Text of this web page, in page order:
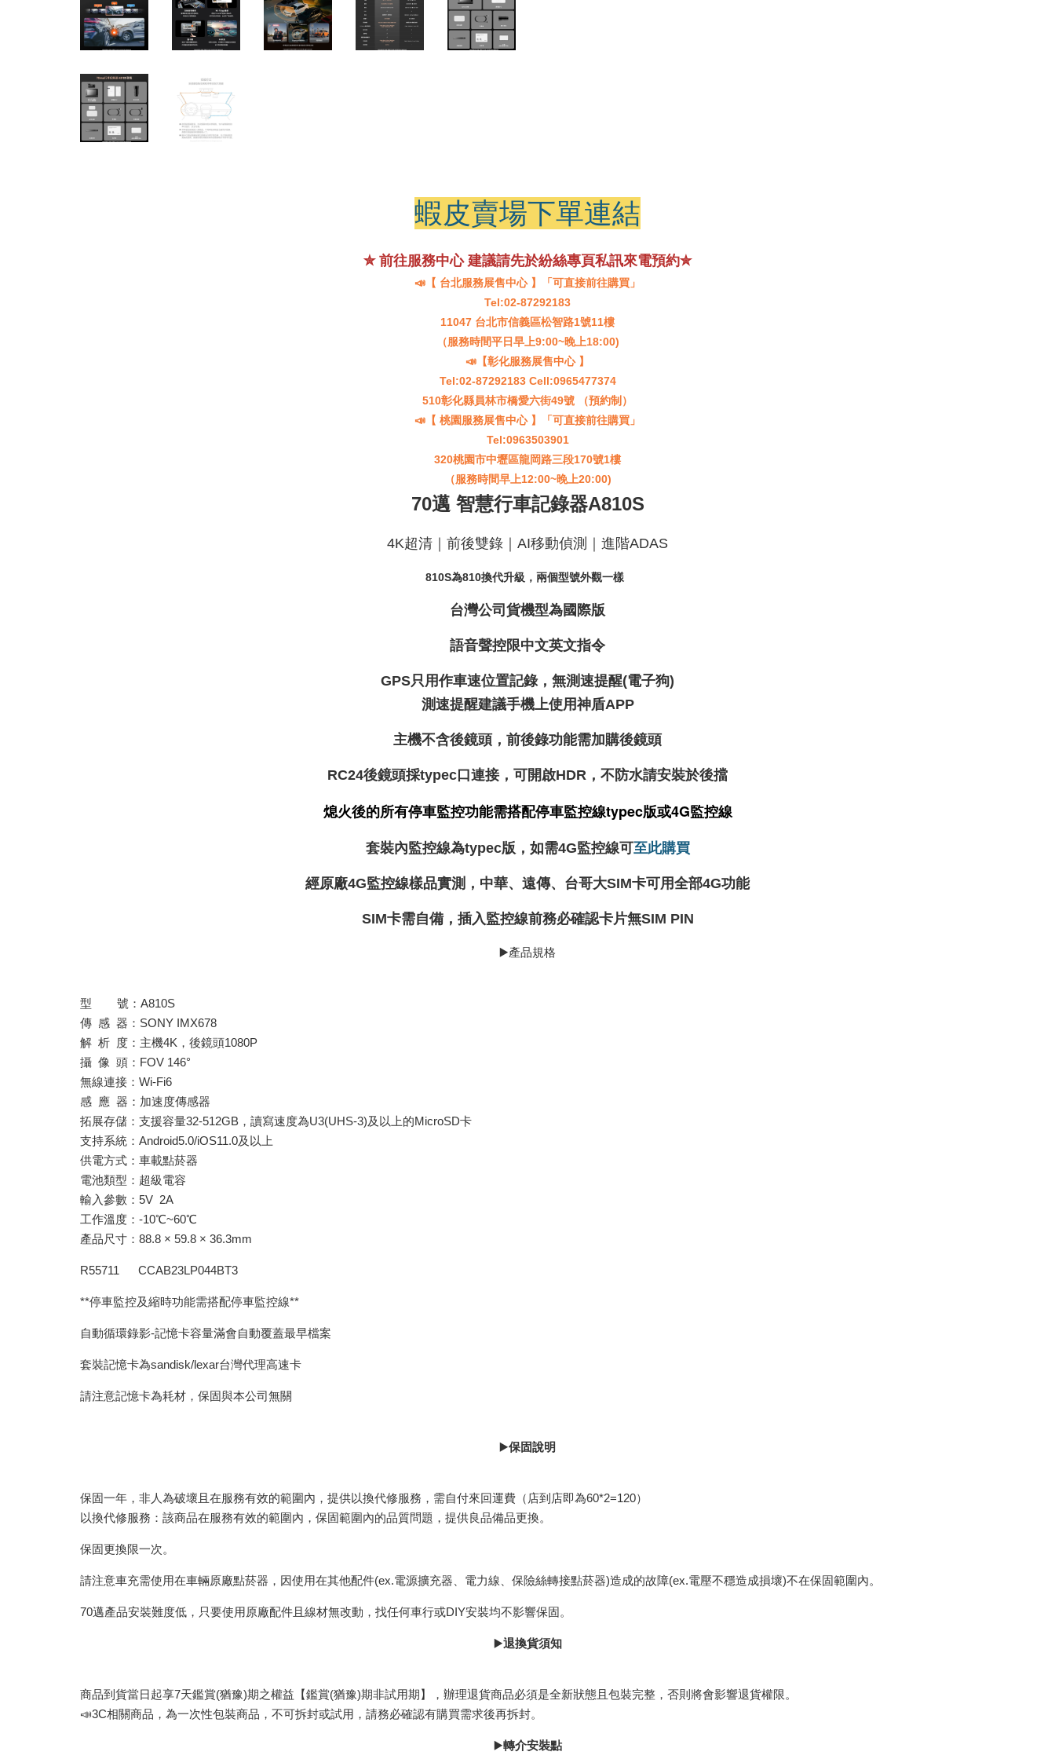
蝦皮賣場下單連結
✮ 前往服務中心 建議請先於紛絲專頁私訊來電預約✮
📣【 台北服務展售中心 】「可直接前往購買」
Tel:02-87292183
11047 台北市信義區松智路1號11樓
（服務時間平日早上9:00~晚上18:00)
📣【彰化服務展售中心 】
Tel:02-87292183 Cell:0965477374
510彰化縣員林市橋愛六街49號 （預約制）
📣【 桃園服務展售中心 】「可直接前往購買」
Tel:0963503901
320桃園市中壢區龍岡路三段170號1樓
（服務時間早上12:00~晚上20:00)
70邁 智慧行車記錄器A810S
4K超清｜ 前後雙錄 ｜AI移動偵測｜進階ADAS
810S為810換代升級，兩個型號外觀一樣
台灣公司貨機型為國際版
語音聲控限中文英文指令
GPS只用作車速位置記錄，無測速提醒(電子狗)
測速提醒建議手機上使用神盾APP
主機不含後鏡頭，前後錄功能需加購後鏡頭
RC24後鏡頭採typec口連接，可開啟HDR，不防水請安裝於後擋
熄火後的所有停車監控功能需搭配停車監控線typec版或4G監控線
套裝內監控線為typec版，如需4G監控線可至此購買
經原廠4G監控線樣品實測，中華、遠傳、台哥大SIM卡可用全部4G功能
SIM卡需自備，插入監控線前務必確認卡片無SIM PIN
▶️產品規格
型 號：A810S
傳 感 器：SONY IMX678
解 析 度：主機4K，後鏡頭1080P
攝 像 頭：FOV 146°
無線連接：Wi-Fi6
感 應 器：加速度傳感器
拓展存儲：支援容量32-512GB，讀寫速度為U3(UHS-3)及以上的MicroSD卡
支持系統：Android5.0/iOS11.0及以上
供電方式：車載點菸器
電池類型：超級電容
輸入參數：5V 2A
工作溫度：-10℃~60℃
產品尺寸：88.8 × 59.8 × 36.3mm
R55711 CCAB23LP044BT3
**停車監控及縮時功能需搭配停車監控線**
自動循環錄影-記憶卡容量滿會自動覆蓋最早檔案
套裝記憶卡為sandisk/lexar台灣代理高速卡
請注意記憶卡為耗材，保固與本公司無關
▶️保固說明
保固一年，非人為破壞且在服務有效的範圍內，提供以換代修服務，需自付來回運費（店到店即為60*2=120）
以換代修服務：該商品在服務有效的範圍內，保固範圍內的品質問題，提供良品備品更換。
保固更換限一次。
請注意車充需使用在車輛原廠點菸器，因使用在其他配件(ex.電源擴充器、電力線、保險絲轉接點菸器)造成的故障(ex.電壓不穩造成損壞)不在保固範圍內。
70邁產品安裝難度低，只要使用原廠配件且線材無改動，找任何車行或DIY安裝均不影響保固。
▶️退換貨須知
商品到貨當日起享7天鑑賞(猶豫)期之權益【鑑賞(猶豫)期非試用期】，辦理退貨商品必須是全新狀態且包裝完整，否則將會影響退貨權限。
📣3C相關商品，為一次性包裝商品，不可拆封或試用，請務必確認有購買需求後再拆封。
▶️轉介安裝點